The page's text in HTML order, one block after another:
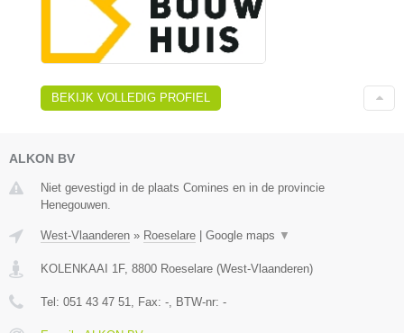
BEKIJK VOLLEDIG PROFIEL
ALKON BV
Niet gevestigd in de plaats Comines en in de provincie
Henegouwen.
West-Vlaanderen » Roeselare Google maps ▼
KOLENKAAI 1F, 8800 Roeselare (West-Vlaanderen)
Tel: 051 43 47 51, Fax: -, BTW-nr: -